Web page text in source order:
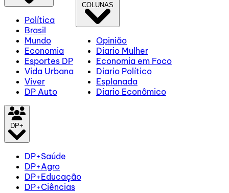
Política
Brasil
Mundo
Economia
Esportes DP
Vida Urbana
Viver
DP Auto
COLUNAS
Opinião
Diario Mulher
Economia em Foco
Diario Político
Esplanada
Diario Econômico
DP+
DP+Saúde
DP+Agro
DP+Educação
DP+Ciências